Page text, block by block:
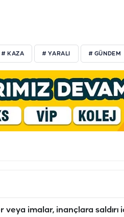
# KAZA # YARALI # GÜNDEM
imalar, inançlara saldırı